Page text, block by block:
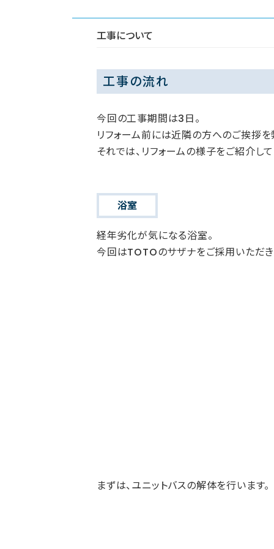
工事について
工事の流れ
今回の工事期間は3日。
リフォーム前には近隣の方へのご挨拶を
それでは、リフォームの様子をご紹介して
浴室
経年劣化が気になる浴室。
今回はTOTOのサザナをご採用いただき
まずは、ユニットバスの解体を行います。